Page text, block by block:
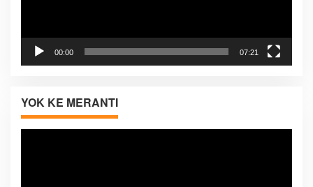
00:00 07:21
YOK KE MERANTI
Pemutar